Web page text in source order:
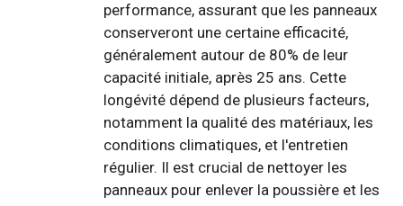
performance, assurant que les panneaux
conserveront une certaine efficacité,
généralement autour de 80% de leur
capacité initiale, après 25 ans. Cette
longévité dépend de plusieurs facteurs,
notamment la qualité des matériaux, les
conditions climatiques, et l'entretien
régulier. Il est crucial de nettoyer les
panneaux pour enlever la poussière et les